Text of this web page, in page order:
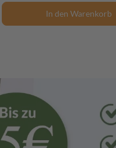
In den Warenkorb